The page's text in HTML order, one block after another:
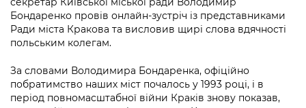
Підприємства, установи, організації
Kyiv International Relations
Гендерна політика
Портал Захисників та Захисниць
Безбар'єрність
Портал послуг
Уряд» – місцевий рівень»
Важливе під час воєнного стану
Про відкриті дані
Портал даних Києва
Публічні дашборди
Бондаренко провів онлайн-зустріч із представниками
Ради міста Кракова та висловив щирі слова вдячності
польським колегам.
За словами Володимира Бондаренка, офіційно
побратимство наших міст почалось у 1993 році, і в
період повномасштабної війни Краків знову показав,